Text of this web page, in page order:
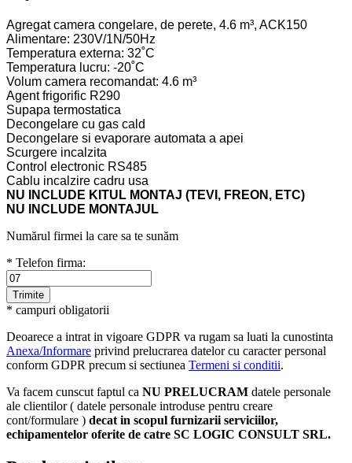
Agregat camera congelare, de perete, 4.6 m³, ACK150
Alimentare: 230V/1N/50Hz
Temperatura externa: 32˚C
Temperatura lucru: -20˚C
Volum camera recomandat: 4.6 m³
Agent frigorific R290
Supapa termostatica
Decongelare cu gas cald
Decongelare si evaporare automata a apei
Scurgere incalzita
Control electronic RS485
Cablu incalzire cadru usa
NU INCLUDE KITUL MONTAJ (TEVI, FREON, ETC)
NU INCLUDE MONTAJUL
Numărul firmei la care sa te sunăm
* Telefon firma:
* campuri obligatorii
Deoarece a intrat in vigoare GDPR va rugam sa luati la cunostinta
Anexa/Informare privind prelucrarea datelor cu caracter personal
conform GDPR precum si sectiunea Termeni si conditii.
Va facem cunscut faptul ca NU PRELUCRAM datele personale
ale clientilor ( datele personale introduse pentru creare
cont/formulare ) decat in scopul furnizarii serviciilor,
echipamentelor oferite de catre SC LOGIC CONSULT SRL.